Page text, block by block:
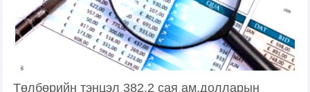
Төлбөрийн тэнцэл 382.2 сая ам.долларын